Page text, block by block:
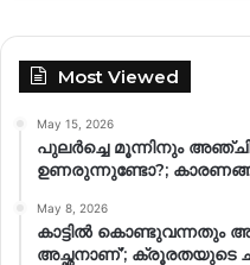
Most Viewed
May 15, 2026
പുലർച്ചെ മൂന്നിനും
ഉണരുന്നുണ്ടോ?;
May 8, 2026
കാട്ടിൽ കൊണ്ടുവന്നതും
അച്ഛനാണ്’; ക്രൂരതയുടെ